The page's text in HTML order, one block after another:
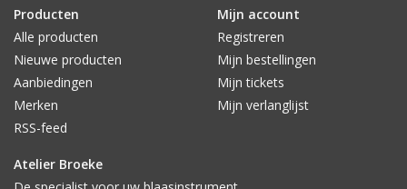
Producten
Alle producten
Nieuwe producten
Aanbiedingen
Merken
RSS-feed
Mijn account
Registreren
Mijn bestellingen
Mijn tickets
Mijn verlanglijst
Atelier Broeke